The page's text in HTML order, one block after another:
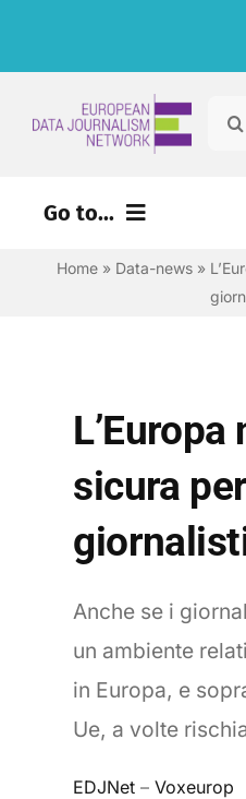
Cerca
Go to...
Home » Data-news »
sicura
Anche se i
un ambiente
in Europa, e
Ue, a volte
EDJNet –Voxeurop